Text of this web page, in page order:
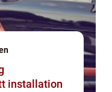
installation